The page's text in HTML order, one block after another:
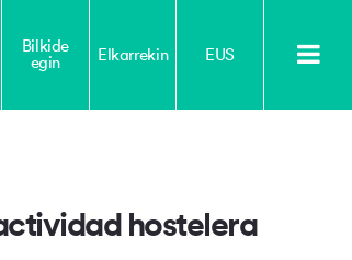
Bilkide
egin
Elkarrekin EUS
hostelera